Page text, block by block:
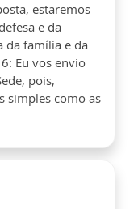
estaremos
e da
da família e da
Eu vos envio
pois,
simples como as